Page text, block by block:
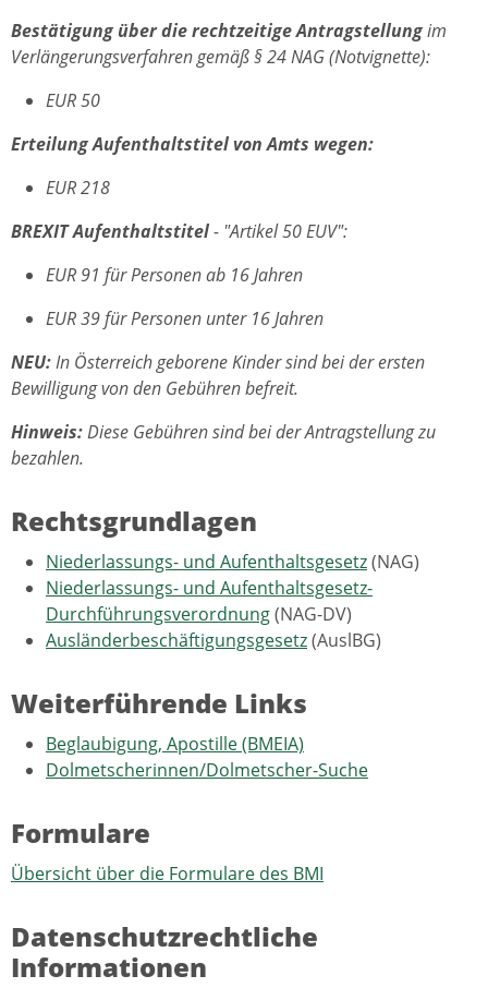
Bestätigung über die rechtzeitige Antragstellungim
Verlängerungsverfahren gemäß § 24 NAG (Notvignette):
EUR 50
Erteilung Aufenthaltstitel von Amts wegen:
EUR 218
BREXIT Aufenthaltstitel- "Artikel 50 EUV":
EUR 91 für Personen ab 16 Jahren
EUR 39 für Personen unter 16 Jahren
NEU:In Österreich geborene Kinder sind bei der ersten
Bewilligung von den Gebühren befreit.
Hinweis:Diese Gebühren sind bei der Antragstellung zu
bezahlen.
Rechtsgrundlagen
Niederlassungs- und Aufenthaltsgesetz(NAG)
Niederlassungs- und Aufenthaltsgesetz-
Durchführungsverordnung(NAG-DV)
Ausländerbeschäftigungsgesetz(AuslBG)
Weiterführende Links
Beglaubigung, Apostille (BMEIA)
Dolmetscherinnen/Dolmetscher-Suche
Formulare
Übersicht über die Formulare des BMI
Datenschutzrechtliche
Informationen